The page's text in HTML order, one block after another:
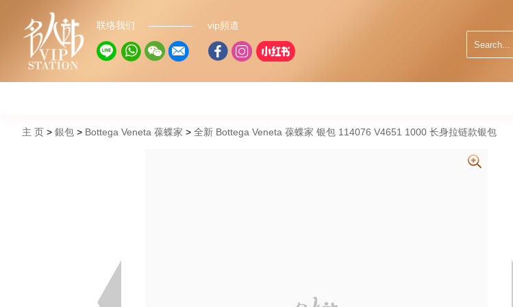
联络我们 vip頻道
主 页 銀包 Bottega Veneta 葆蝶家 全新 Bottega Veneta 葆蝶家 银包 114076 V4651 1000 长身拉链款银包